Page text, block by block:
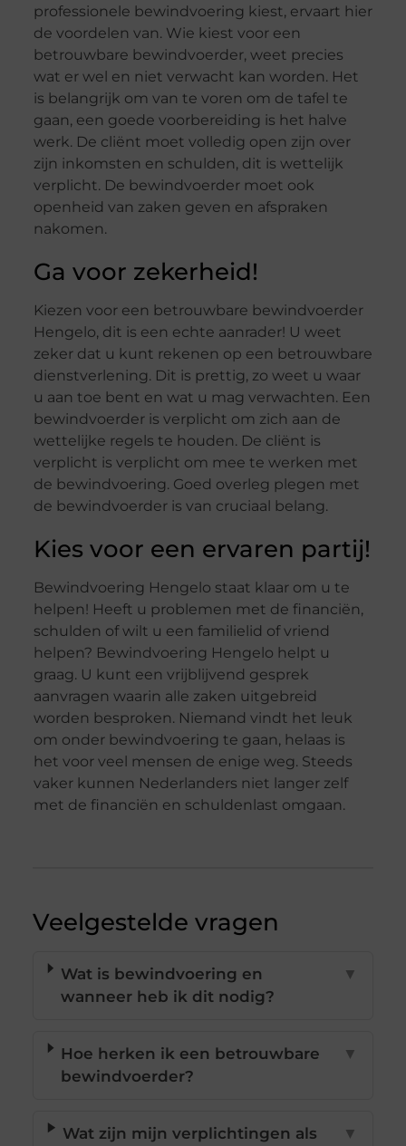
professionele bewindvoering kiest, ervaart hier
de voordelen van. Wie kiest voor een
betrouwbare bewindvoerder, weet precies
wat er wel en niet verwacht kan worden. Het
is belangrijk om van te voren om de tafel te
gaan, een goede voorbereiding is het halve
werk. De cliënt moet volledig open zijn over
zijn inkomsten en schulden, dit is wettelijk
verplicht. De bewindvoerder moet ook
openheid van zaken geven en afspraken
nakomen.
Ga voor zekerheid!
Kiezen voor een betrouwbare bewindvoerder
Hengelo, dit is een echte aanrader! U weet
zeker dat u kunt rekenen op een betrouwbare
dienstverlening. Dit is prettig, zo weet u waar
u aan toe bent en wat u mag verwachten. Een
bewindvoerder is verplicht om zich aan de
wettelijke regels te houden. De cliënt is
verplicht is verplicht om mee te werken met
de bewindvoering. Goed overleg plegen met
de bewindvoerder is van cruciaal belang.
Kies voor een ervaren partij!
Bewindvoering Hengelo staat klaar om u te
helpen! Heeft u problemen met de financiën,
schulden of wilt u een familielid of vriend
helpen? Bewindvoering Hengelo helpt u
graag. U kunt een vrijblijvend gesprek
aanvragen waarin alle zaken uitgebreid
worden besproken. Niemand vindt het leuk
om onder bewindvoering te gaan, helaas is
het voor veel mensen de enige weg. Steeds
vaker kunnen Nederlanders niet langer zelf
met de financiën en schuldenlast omgaan.
Veelgestelde vragen
Wat is bewindvoering en
wanneer heb ik dit nodig?
▼
Hoe herken ik een betrouwbare
bewindvoerder?
▼
Wat zijn mijn verplichtingen als
▼